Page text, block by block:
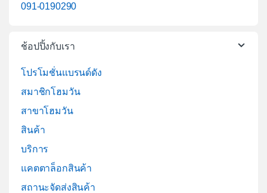
091-0190290
ช้อปปิ้งกับเรา
โปรโมชั่นแบรนด์ดัง
สมาชิกโฮมวัน
สาขาโฮมวัน
สินค้า
บริการ
แคตตาล็อกสินค้า
สถานะจัดส่งสินค้า